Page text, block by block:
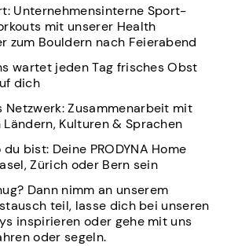
Unternehmensinterne Sport-
mit unserer Health
zum Bouldern nach Feierabend
wartet jeden Tag frisches Obst
dich
Netzwerk: Zusammenarbeit mit
Kulturen & Sprachen
bist: Deine PRODYNA Home
Zürich oder Bern sein
Dann nimm an unserem
teil, lasse dich bei unseren
inspirieren oder gehe mit uns
oder segeln.